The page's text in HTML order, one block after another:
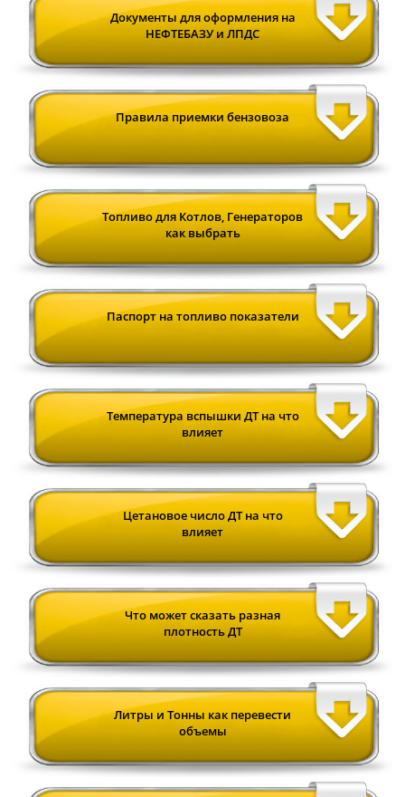
Документы для оформления на
НЕФТЕБАЗУ и ЛПДС
Правила приемки бензовоза
Топливо для Котлов, Генераторов
как выбрать
Паспорт на топливо показатели
Температура вспышки ДТ на что
влияет
Цетановое число ДТ на что
влияет
Что может сказать разная
плотность ДТ
Литры и Тонны как перевести
объемы